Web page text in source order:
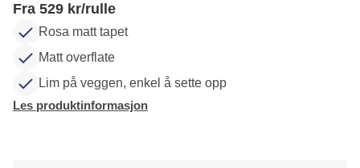
Fra 529 kr/rulle
Rosa matt tapet
Matt overflate
Lim på veggen, enkel å sette opp
Les produktinformasjon